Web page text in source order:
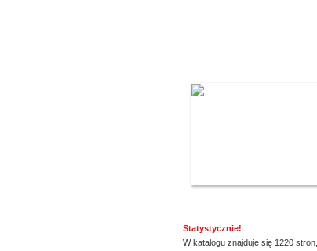
Statystycznie!
W katalogu znajduje się 1220